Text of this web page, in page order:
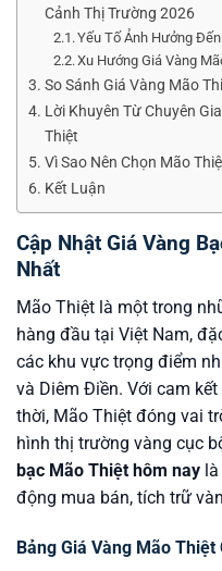
Cảnh Thị Trường 2026
Yếu Tố Ảnh Hưởng
Xu Hướng Giá Vàng
So Sánh Giá Vàng Mão
Lời Khuyên Từ Chuyên
Thiệt
Vì Sao Nên Chọn Mão
Kết Luận
Cập Nhật Giá Vàng
Nhất
Mão Thiệt là một trong
hàng đầu tại Việt Nam,
các khu vực trọng điểm
và Diêm Điền. Với cam
thời, Mão Thiệt đóng vai
hình thị trường vàng cục
bạc Mão Thiệt hôm nay
động mua bán, tích trữ
Bảng Giá Vàng Mão Thiệt